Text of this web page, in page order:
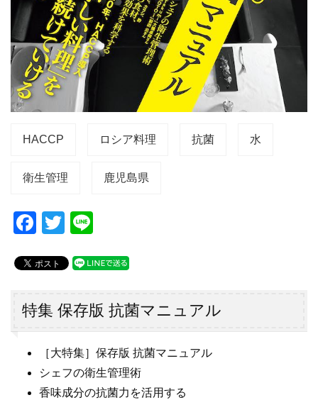
HACCP ロシア料理 抗菌 水
衛生管理 鹿児島県
F
c
e
b
o
o
k
T
tt
er
e
特集 保存版 抗菌マニュアル
［大特集］保存版 抗菌マニュアル
シェフの衛生管理術
香味成分の抗菌力を活用する